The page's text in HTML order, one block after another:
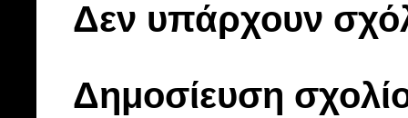
Δεν υπάρχουν
Δημοσίευση